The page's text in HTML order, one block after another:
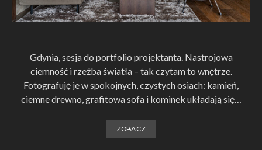
Gdynia, sesja do portfolio projektanta. Nastrojowa
ciemność i rzeźba światła – tak czytam to wnętrze.
Fotografuję je w spokojnych, czystych osiach: kamień,
ciemne drewno, grafitowa sofa i kominek układają się…
ZOBACZ